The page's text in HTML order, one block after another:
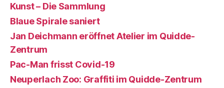
Kunst – Die Sammlung
Blaue Spirale saniert
Jan Deichmann eröffnet Atelier im Quidde-
Zentrum
Pac-Man frisst Covid-19
Neuperlach Zoo: Graffiti im Quidde-Zentrum